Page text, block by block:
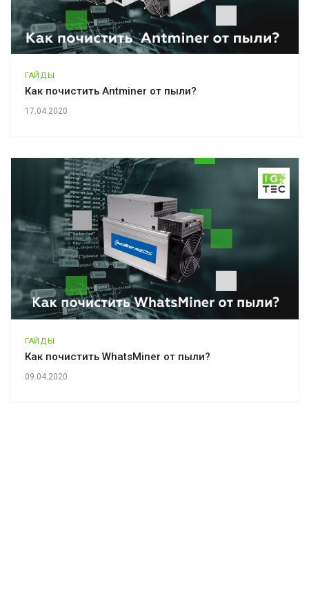
ГАЙДЫ
Как почистить Antminer от пыли?
17.04.2020
ГАЙДЫ
Как почистить WhatsMiner от пыли?
09.04.2020